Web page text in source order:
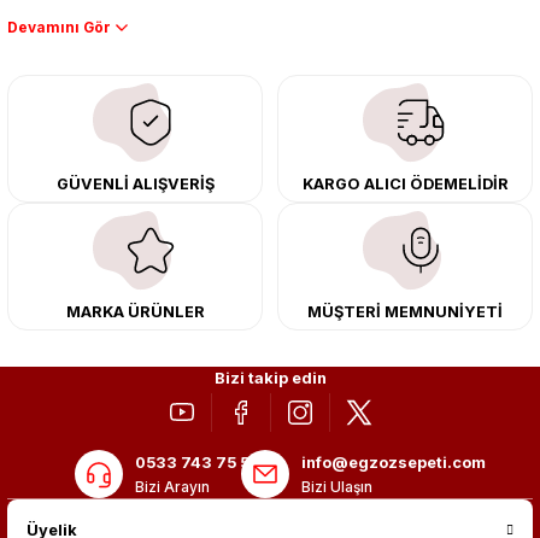
Performans artışı isteyen sürücüler için özel performans egzozları ve
çıkma orijinal ürünler ile yenileyebilir, body kit uygulamalarıyla aracınızın
tasarımını ve aerodinamisini üst seviyeye taşıyabilirsiniz.
Tüm ürünlerimiz orijinal, dayanıklı ve uzun ömürlüdür. İstanbul’daki montaj
merkezimizde profesyonel montaj yapıyor, Türkiye’nin her yerine güvenli
kargo ile teslimat gerçekleştiriyoruz. Aracınıza değer katmak için doğru
adres: Egzoz Sepeti.
GÜVENLİ ALIŞVERİŞ KARGO ALICI ÖDEMELİDİR
MARKA ÜRÜNLER MÜŞTERİ MEMNUNİYETİ
Bizi takip edin
0533 743 75 56
Bizi Arayın
info@egzozsepeti.com
Bizi Ulaşın
Üyelik